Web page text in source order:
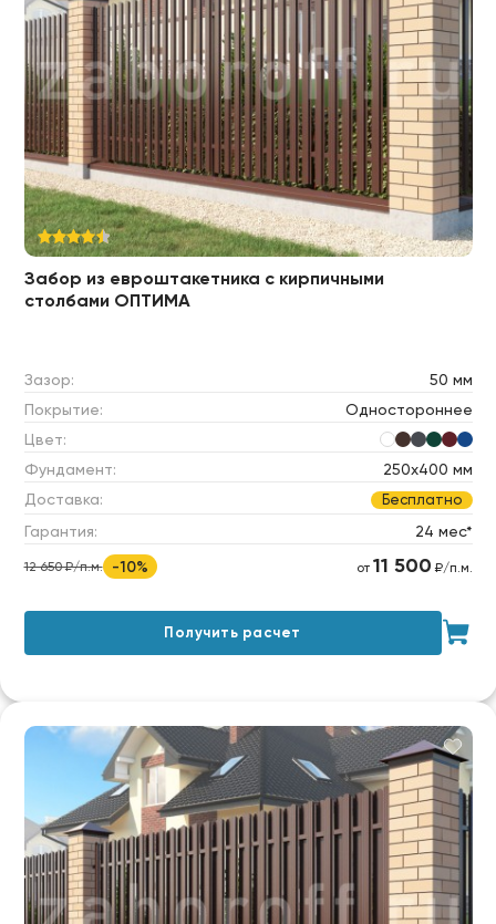
Забор из евроштакетника с кирпичными
столбами ОПТИМА
Зазор:
50 мм
Покрытие:
Одностороннее
Цвет:
Фундамент:
250х400 мм
Доставка:
Бесплатно
Гарантия: 24 мес*
12 650 ₽/п.м. -10% от 11 500 ₽/п.м.
Получить расчет